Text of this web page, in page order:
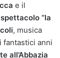
e il
spettacolo “la
, musica
fantastici anni
all’Abbazia